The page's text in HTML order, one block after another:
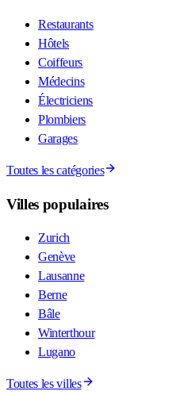
Restaurants
Hôtels
Coiffeurs
Médecins
Électriciens
Plombiers
Garages
Toutes les catégories
Villes populaires
Zurich
Genève
Lausanne
Berne
Bâle
Winterthour
Lugano
Toutes les villes